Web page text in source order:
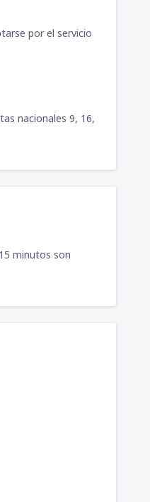
por el servicio
nacionales 9, 16,
minutos son